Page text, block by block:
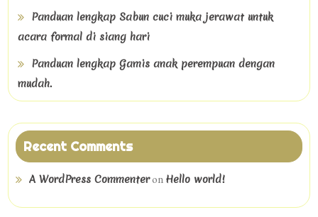
Panduan lengkap Sabun cuci muka jerawat untuk
acara formal di siang hari
Panduan lengkap Gamis anak perempuan dengan
mudah.
Recent Comments
A WordPress Commenteron Hello world!